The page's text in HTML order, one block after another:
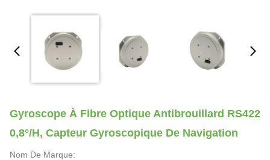
Gyroscope À Fibre Optique Antibrouillard RS422
0,8°/h, Capteur Gyroscopique De Navigation
Nom De Marque: